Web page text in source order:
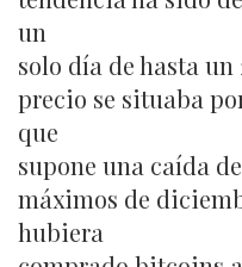
un
solo día de hasta un
precio se situaba
que
supone una caída
máximos de
hubiera